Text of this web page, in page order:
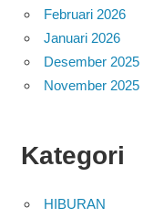
Februari 2026
Januari 2026
Desember 2025
November 2025
Kategori
HIBURAN